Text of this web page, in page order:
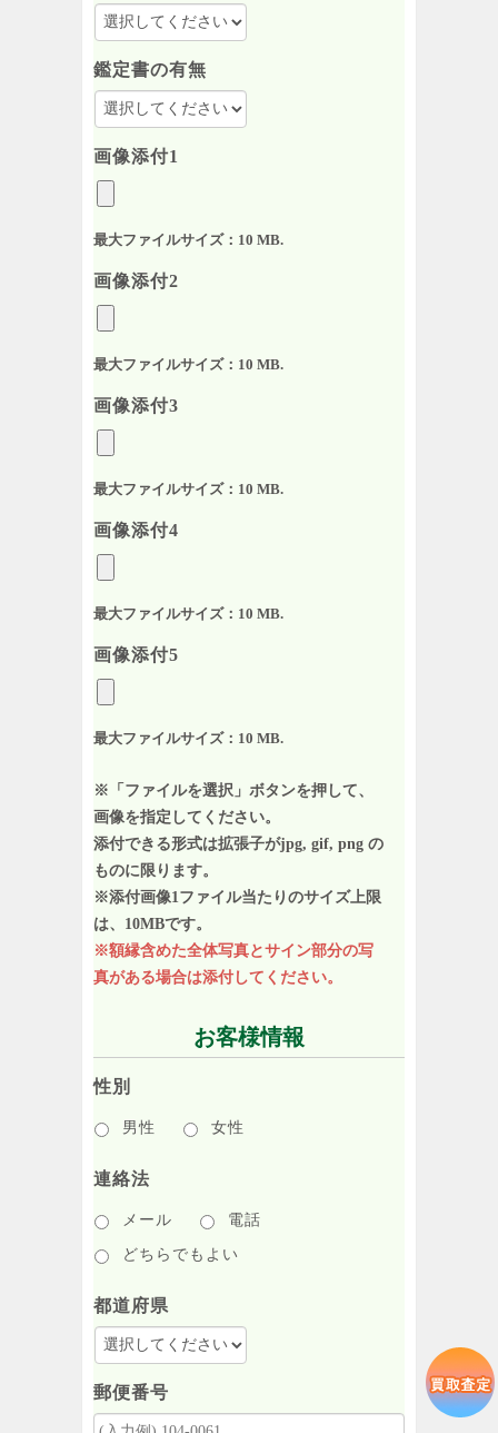
鑑定書の有無
画像添付1
最大ファイルサイズ：10 MB.
画像添付2
最大ファイルサイズ：10 MB.
画像添付3
最大ファイルサイズ：10 MB.
画像添付4
最大ファイルサイズ：10 MB.
画像添付5
最大ファイルサイズ：10 MB.
※「ファイルを選択」ボタンを押して、
画像を指定してください。
添付できる形式は拡張子がjpg, gif, png の
ものに限ります。
※添付画像1ファイル当たりのサイズ上限
は、10MBです。
※額縁含めた全体写真とサイン部分の写
真がある場合は添付してください。
お客様情報
性別
男性 女性
連絡法
メール 電話
どちらでもよい
都道府県
郵便番号